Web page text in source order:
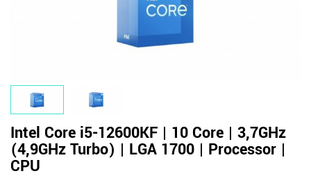
Intel Core i5-12600KF | 10 Core | 3,7GHz
(4,9GHz Turbo) | LGA 1700 | Processor |
CPU